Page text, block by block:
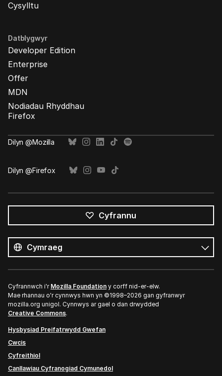
Cysylltu
Datblygwyr
Developer Edition
Enterprise
Offer
MDN
Nodiadau Rhyddhau
Firefox
Dilyn @Mozilla
Dilyn @Firefox
Cyfrannu
iaith
Iaith
Cyfrannwch i'r Mozilla Foundation y corff nid-er-elw.
Mae rhannau o'r cynnwys hwn yn ©1998–2026 gan gyfranwyr
mozilla.org unigol. Cynnwys ar gael o dan drwydded
Creative Commons.
Hysbysiad Preifatrwydd Gwefan
Cwcis
Cyfreithiol
Canllawiau Cyfranogiad Cymunedol